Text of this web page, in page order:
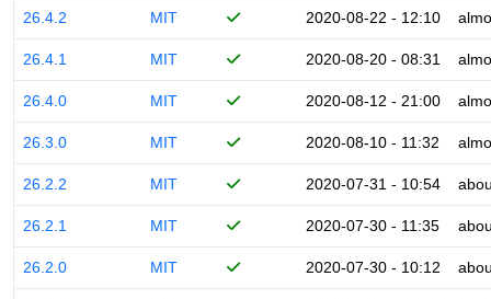
26.4.2 MIT 2020-08-22 - 12:10
26.4.1 MIT 2020-08-20 - 08:31
26.4.0 MIT 2020-08-12 - 21:00
26.3.0 MIT 2020-08-10 - 11:32
26.2.2 MIT 2020-07-31 - 10:54
26.2.1 MIT 2020-07-30 - 11:35
26.2.0 MIT 2020-07-30 - 10:12